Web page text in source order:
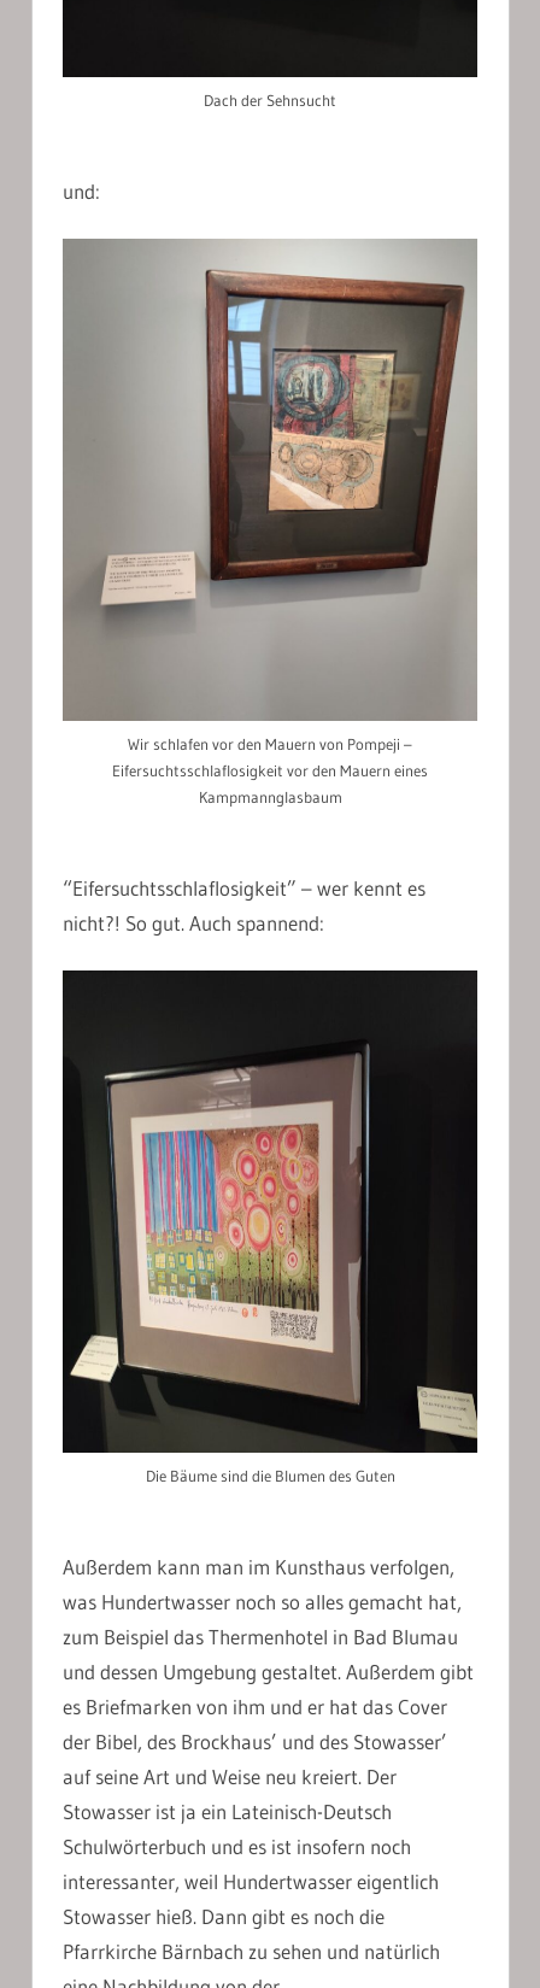
Dach der Sehnsucht
und:
Wir schlafen vor den Mauern von Pompeji –
Eifersuchtsschlaflosigkeit vor den Mauern eines
Kampmannglasbaum
“Eifersuchtsschlaflosigkeit” – wer kennt es
nicht?! So gut. Auch spannend:
Die Bäume sind die Blumen des Guten
Außerdem kann man im Kunsthaus verfolgen,
was Hundertwasser noch so alles gemacht hat,
zum Beispiel das Thermenhotel in Bad Blumau
und dessen Umgebung gestaltet. Außerdem gibt
es Briefmarken von ihm und er hat das Cover
der Bibel, des Brockhaus’ und des Stowasser’
auf seine Art und Weise neu kreiert. Der
Stowasser ist ja ein Lateinisch-Deutsch
Schulwörterbuch und es ist insofern noch
interessanter, weil Hundertwasser eigentlich
Stowasser hieß. Dann gibt es noch die
Pfarrkirche Bärnbach zu sehen und natürlich